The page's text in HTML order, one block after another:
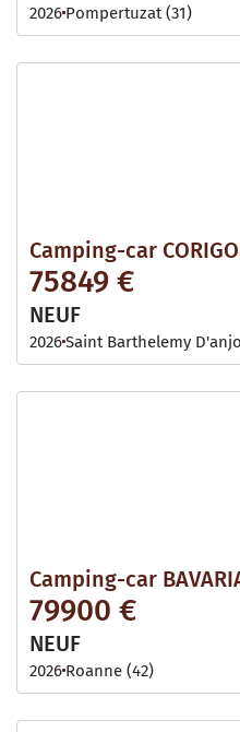
2026 Pompertuzat (31)
Camping-car
75849 €
NEUF
2026Saint Barthelemy
Camping-car
79900 €
NEUF
2026 Roanne (42)